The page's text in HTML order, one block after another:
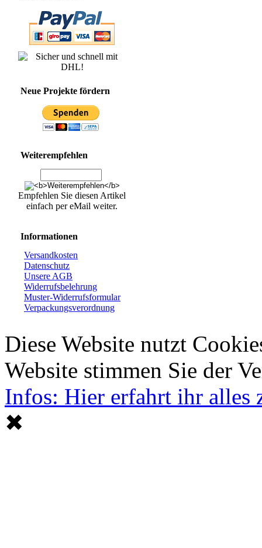
Neue Projekte fördern
Weiterempfehlen
Empfehlen Sie diesen Artikel
einfach per eMail weiter.
Informationen
Versandkosten
Datenschutz
Unsere AGB
Widerrufsbelehrung
Muster-Widerrufsformular
Verpackungsverordnung
Diese Website nutzt
Website stimmen Sie der
Infos: Hier erfahrt ihr alles
✖